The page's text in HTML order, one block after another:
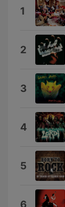
1
2
3
4
5
6